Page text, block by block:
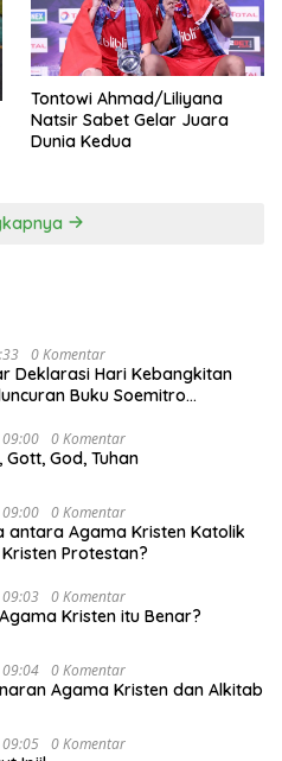
Tontowi Ahmad/Liliyana
Natsir Sabet Gelar Juara
Dunia Kedua
0 Komentar
Deklarasi Hari Kebangkitan
Buku Soemitro
& Simposium Nasional
Perekonomian Nasional dan
0 Komentar
Gott, God, Tuhan
0 Komentar
antara Agama Kristen Katolik
Protestan?
0 Komentar
Kristen itu Benar?
0 Komentar
Agama Kristen dan Alkitab
0 Komentar